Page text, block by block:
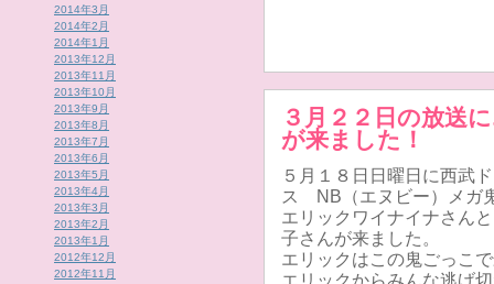
2014年3月
2014年2月
2014年1月
2013年12月
2013年11月
2013年10月
2013年9月
2013年8月
2013年7月
2013年6月
2013年5月
2013年4月
2013年3月
2013年2月
2013年1月
2012年12月
2012年11月
３月２２日の放送
が来ました！
５月１８日日曜日に西武
ス NB（エヌビー）メガ
エリックワイナイナさん
子さんが来ました。
エリックはこの鬼ごっこ
エリックからみんな逃げ